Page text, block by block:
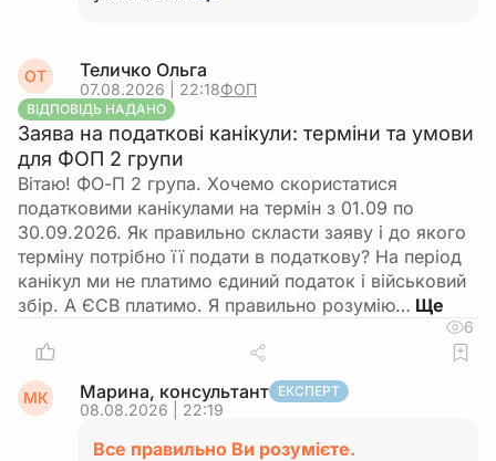
ОТ Теличко Ольга
07.08.2026 | 22:18ФОП
ВІДПОВІДЬ НАДАНО
Заява на податкові канікули: терміни та умови
для ФОП 2 групи
Вітаю! ФО-П 2 група. Хочемо скористатися
податковими канікулами на термін з 01.09 по
30.09.2026. Як правильно скласти заяву і до якого
терміну потрібно її подати в податкову? На період
канікул ми не платимо єдиний податок і військовий
збір. А ЄСВ платимо. Я правильно розумію…
6
МК Марина, консультант ЕКСПЕРТ
08.08.2026 | 22:19
Все правильно Ви розумієте.